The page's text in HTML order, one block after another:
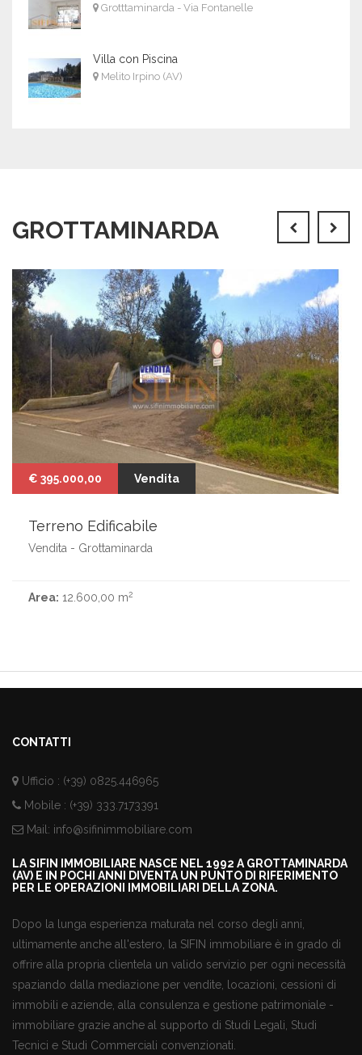
Grotttaminarda - Via Fontanelle
Villa con Piscina
Melito Irpino (AV)
GROTTAMINARDA
€ 395.000,00 Vendita
Terreno Edificabile
Vendita - Grottaminarda
Area: 12.600,00 m2
CONTATTI
Ufficio : (+39) 0825.446965
Mobile : (+39) 333.7173391
Mail: info@sifinimmobiliare.com
LA SIFIN IMMOBILIARE NASCE NEL 1992 A GROTTAMINARDA
(AV) E IN POCHI ANNI DIVENTA UN PUNTO DI RIFERIMENTO
PER LE OPERAZIONI IMMOBILIARI DELLA ZONA.
Dopo la lunga esperienza maturata nel corso degli anni,
ultimamente anche all'estero, la SIFIN immobiliare è in grado di
offrire alla propria clientela un valido servizio per ogni necessità
spaziando dalla mediazione per vendite, locazioni, cessioni di
immobili e aziende, alla consulenza e gestione patrimoniale -
immobiliare grazie anche al supporto di Studi Legali, Studi
Tecnici e Studi Commerciali convenzionati.